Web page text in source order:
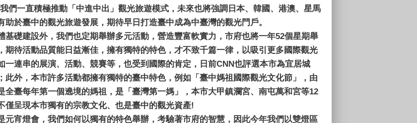
們一直積極推動「中進中出」觀光旅遊模式，未來也將強調日本、韓國、港澳、星馬
於臺中的觀光旅遊發展，期待早日打造臺中成為中臺灣的觀光門戶。
基礎建設外，我們也定期舉辦多元活動，營造豐富軟實力，市府也將一年52個星期舉
期待活動品質能日益漸佳，擁有獨特的特色，才不致千篇一律，以吸引更多國際觀光
一連串的展演、活動、競賽等，也受到國際的肯定，日前CNN也評選本市為宜居城
外，本市許多活動都擁有獨特的臺中特色，例如「臺中媽祖國際觀光文化節」，由
全臺每年第一個遶境的媽祖，是「臺灣第一媽」，本市大甲鎮瀾宮、南屯萬和宮等12
僅呈現本市獨有的宗教文化、也是臺中的觀光資產!
元宵燈會，我們如何以獨有的特色舉辦，考驗著市府的智慧，因此今年我們以雙燈區